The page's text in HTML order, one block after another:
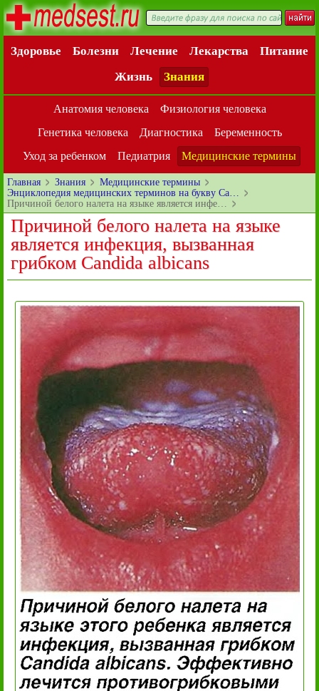
Здоровье Болезни Лечение Лекарства
Питание
Жизнь
Знания
Анатомия человека
Физиология человека
Генетика человека
Диагностика
Беременность
Уход за ребенком
Педиатрия Медицинские термины
Главная Знания
Медицинские термины
Энциклопедия медицинских терминов на букву Ca…
Причиной белого налета на языке является инфе…
Причиной белого налета на языке
является инфекция, вызванная
грибком Candida albicans